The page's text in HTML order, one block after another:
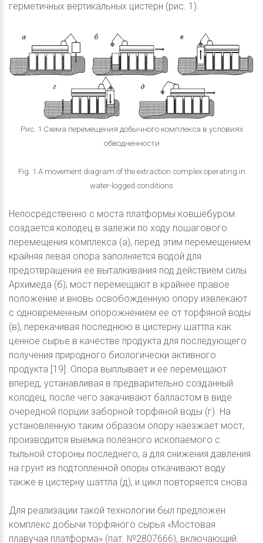
герметичных вертикальных цистерн (рис. 1).
Рис. 1 Схема перемещения добычного комплекса в условиях
обводненности
Fig. 1 A movement diagram of the extraction complex operating in
water-logged conditions
Непосредственно с моста платформы ковшебуром
создается колодец в залежи по ходу пошагового
перемещения комплекса (а), перед этим перемещением
крайняя левая опора заполняется водой для
предотвращения ее выталкивания под действием силы
Архимеда (б); мост перемещают в крайнее правое
положение и вновь освобожденную опору извлекают
с одновременным опорожнением ее от торфяной воды
(в), перекачивая последнюю в цистерну шаттла как
ценное сырье в качестве продукта для последующего
получения природного биологически активного
продукта [19]. Опора выплывает и ее перемещают
вперед, устанавливая в предварительно созданный
колодец, после чего закачивают балластом в виде
очередной порции заборной торфяной воды (г). На
установленную таким образом опору наезжает мост,
производится выемка полезного ископаемого с
тыльной стороны последнего, а для снижения давления
на грунт из подтопленной опоры откачивают воду
также в цистерну шаттла (д), и цикл повторяется снова.
Для реализации такой технологии был предложен
комплекс добычи торфяного сырья «Мостовая
плавучая платформа» (пат. №2807666), включающий: